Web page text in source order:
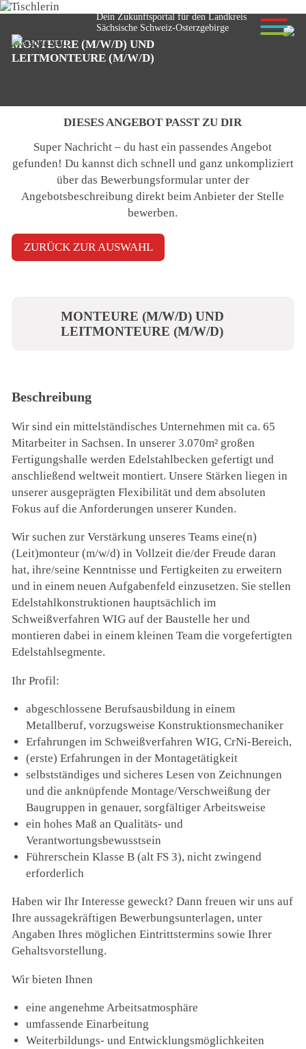
Dein Zukunftsportal für den Landkreis
Sächsische Schweiz-Osterzgebirge
© Anselm - stock.adobe.com
MONTEURE (M/W/D) UND
LEITMONTEURE (M/W/D)
DIESES ANGEBOT PASST ZU DIR
Super Nachricht – du hast ein passendes Angebot
gefunden! Du kannst dich schnell und ganz unkompliziert
über das Bewerbungsformular unter der
Angebotsbeschreibungdirekt beim Anbieter der Stelle
bewerben.
ZURÜCK ZUR AUSWAHL
MONTEURE (M/W/D) UND
LEITMONTEURE (M/W/D)
Beschreibung
Wir sind ein mittelständisches Unternehmen mit ca. 65
Mitarbeiter in Sachsen. In unserer 3.070m² großen
Fertigungshalle werden Edelstahlbecken gefertigt und
anschließend weltweit montiert. Unsere Stärken liegen in
unserer ausgeprägten Flexibilität und dem absoluten
Fokus auf die Anforderungen unserer Kunden.
Wir suchen zur Verstärkung unseres Teams eine(n)
(Leit)monteur (m/w/d) in Vollzeit die/der Freude daran
hat, ihre/seine Kenntnisse und Fertigkeiten zu erweitern
und in einem neuen Aufgabenfeld einzusetzen. Sie stellen
Edelstahlkonstruktionen hauptsächlich im
Schweißverfahren WIG auf der Baustelle her und
montieren dabei in einem kleinen Team die vorgefertigten
Edelstahlsegmente.
Ihr Profil:
abgeschlossene Berufsausbildung in einem
Metallberuf, vorzugsweise Konstruktionsmechaniker
Erfahrungen im Schweißverfahren WIG, CrNi-Bereich,
(erste) Erfahrungen in der Montagetätigkeit
selbstständiges und sicheres Lesen von Zeichnungen
und die anknüpfende Montage/Verschweißung der
Baugruppen in genauer, sorgfältiger Arbeitsweise
ein hohes Maß an Qualitäts- und
Verantwortungsbewusstsein
Führerschein Klasse B (alt FS 3), nicht zwingend
erforderlich
Haben wir Ihr Interesse geweckt? Dann freuen wir uns auf
Ihre aussagekräftigen Bewerbungsunterlagen, unter
Angaben Ihres möglichen Eintrittstermins sowie Ihrer
Gehaltsvorstellung.
Wir bieten Ihnen
eine angenehme Arbeitsatmosphäre
umfassende Einarbeitung
Weiterbildungs- und Entwicklungsmöglichkeiten